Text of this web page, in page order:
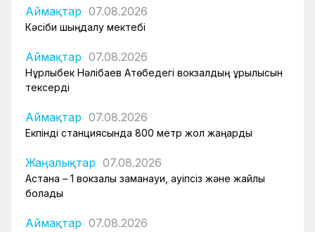
Аймақтар 07.08.2026
Кәсіби шыңдалу мектебі
Аймақтар 07.08.2026
Нұрлыбек Нәлібаев Ақтөбедегі вокзалдың құрылысын
тексерді
Аймақтар 07.08.2026
Екпінді станциясында 800 метр жол жаңарды
Жаңалықтар 07.08.2026
Астана – 1 вокзалы заманауи, қауіпсіз және жайлы
болады
Аймақтар 07.08.2026